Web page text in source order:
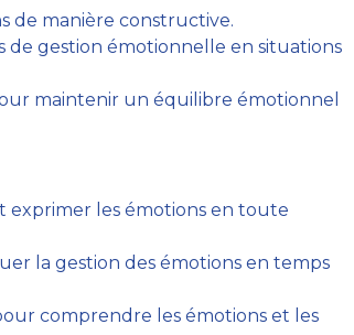
de manière constructive.
de gestion émotionnelle en situations
maintenir un équilibre émotionnel
les émotions en toute
la gestion des émotions en temps
comprendre les émotions et les